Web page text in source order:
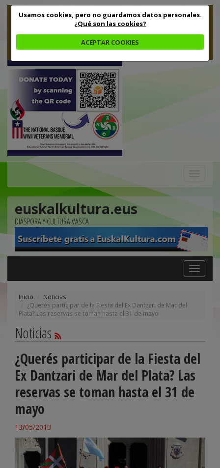
Usamos cookies, pero no guardamos datos personales.
¿Qué son las cookies?
ACEPTAR COOKIES
euskalkultura.eus
DIÁSPORA Y CULTURA VASCA
Toggle
navigation
Inicio
Noticias
¿Querés participar de la Fiesta del Ex Dantzari de Mar del
Plata? Las reservas se toman hasta el 31 de mayo
Noticias
¿Querés participar de la Fiesta del
Ex Dantzari de Mar del Plata? Las
reservas se toman hasta el 31 de
mayo
13/05/2013